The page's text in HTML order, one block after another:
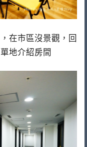
在市區沒景觀，回
地介紹房間